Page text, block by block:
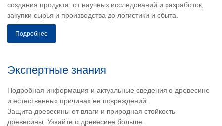
создания продукта: от научных исследований и разработок,
закупки сырья и производства до логистики и сбыта.
Подробнее
Экспертные знания
Подробная информация и актуальные сведения о древесине
и естественных причинах ее повреждений.
Защита древесины от влаги и природная стойкость
древесины. Узнайте о древесине больше.